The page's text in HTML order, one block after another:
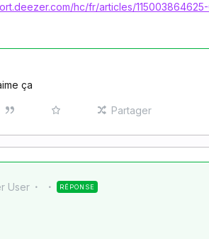
hc/fr/articles/
ça
Partager
User RÉPONSE